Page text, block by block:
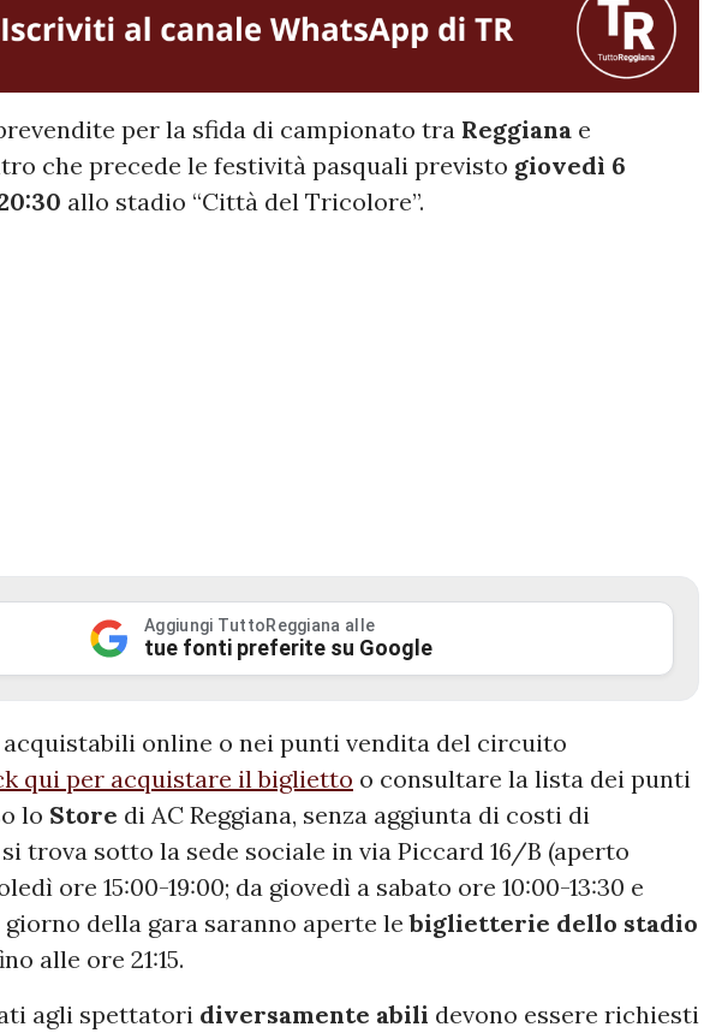
per la sfida di campionato tra Reggiana e
che precede le festività pasquali previsto giovedì 6
allo stadio “Città del Tricolore”.
Aggiungi TuttoReggiana alle
tue fonti preferite su Google
online o nei punti vendita del circuito
qui per acquistare il biglietto o consultare la lista dei punti
lo Store di AC Reggiana, senza aggiunta di costi di
trova sotto la sede sociale in via Piccard 16/B (aperto
ore 15:00-19:00; da giovedì a sabato ore 10:00-13:30 e
giorno della gara saranno aperte lebiglietterie dello stadio
alle ore 21:15.
agli spettatori diversamente abili devono essere richiesti